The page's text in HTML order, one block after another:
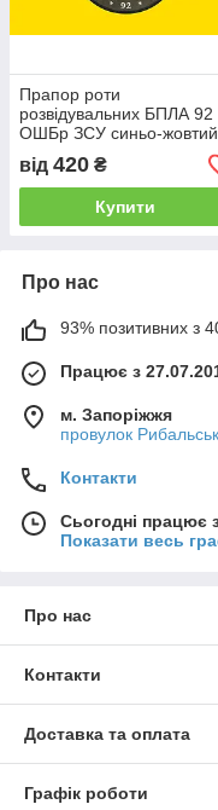
Прапор роти
розвідувальних БПЛА 92
ОШБр ЗСУ синьо-жовтий
від 420 ₴
Купити
Про нас
93% позитивних з
Працює з
м. Запоріжжя
провулок
Контакти
Сьогодні працює
Показати весь
Про нас
Контакти
Доставка та оплата
Графік роботи